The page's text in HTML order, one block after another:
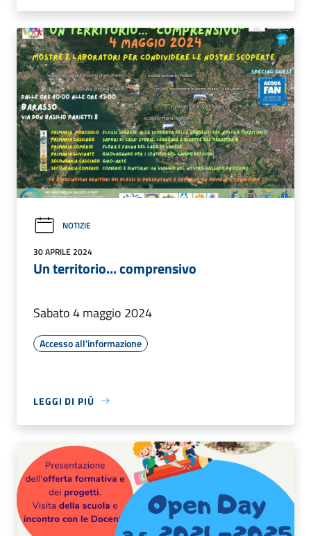
NOTIZIE
30 APRILE 2024
Un territorio... comprensivo
Sabato 4 maggio 2024
Accesso all'informazione
LEGGI DI PIÙ